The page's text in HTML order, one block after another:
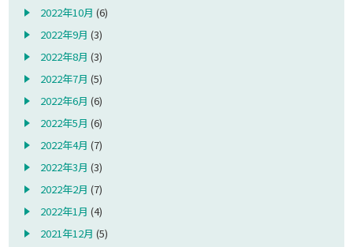
2022年10月 (6)
2022年9月 (3)
2022年8月 (3)
2022年7月 (5)
2022年6月 (6)
2022年5月 (6)
2022年4月 (7)
2022年3月 (3)
2022年2月 (7)
2022年1月 (4)
2021年12月 (5)